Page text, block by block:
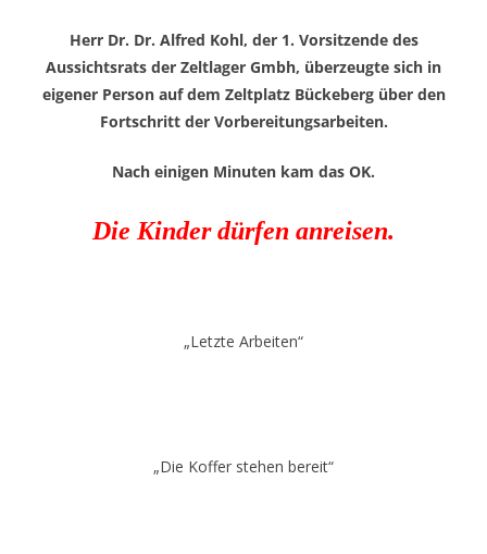
Herr Dr. Dr. Alfred Kohl, der 1. Vorsitzende des
Aussichtsrats der Zeltlager Gmbh, überzeugte sich in
eigener Person auf dem Zeltplatz Bückeberg über den
Fortschritt der Vorbereitungsarbeiten.
Nach einigen Minuten kam das OK.
Die Kinder dürfen anreisen.
„Letzte Arbeiten“
„Die Koffer stehen bereit“